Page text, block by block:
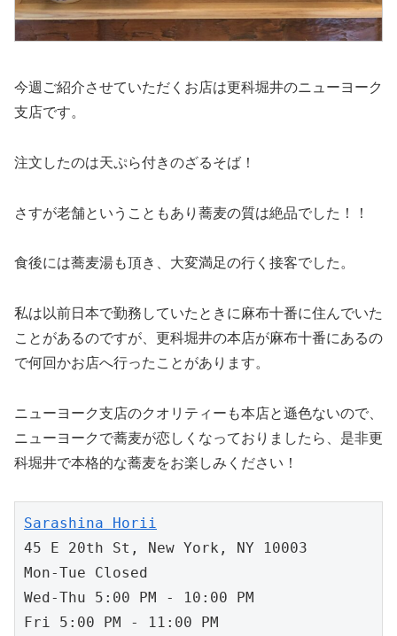
今週ご紹介させていただくお店は更科堀井のニューヨーク
支店です。
注文したのは天ぷら付きのざるそば！
さすが老舗ということもあり蕎麦の質は絶品でした！！
食後には蕎麦湯も頂き、大変満足の行く接客でした。
私は以前日本で勤務していたときに麻布十番に住んでいた
ことがあるのですが、更科堀井の本店が麻布十番にあるの
で何回かお店へ行ったことがあります。
ニューヨーク支店のクオリティーも本店と遜色ないので、
ニューヨークで蕎麦が恋しくなっておりましたら、是非更
科堀井で本格的な蕎麦をお楽しみください！
45 E 20th St, New York, NY 10003
Mon-Tue Closed
Wed-Thu 5:00 PM - 10:00 PM
Fri 5:00 PM - 11:00 PM